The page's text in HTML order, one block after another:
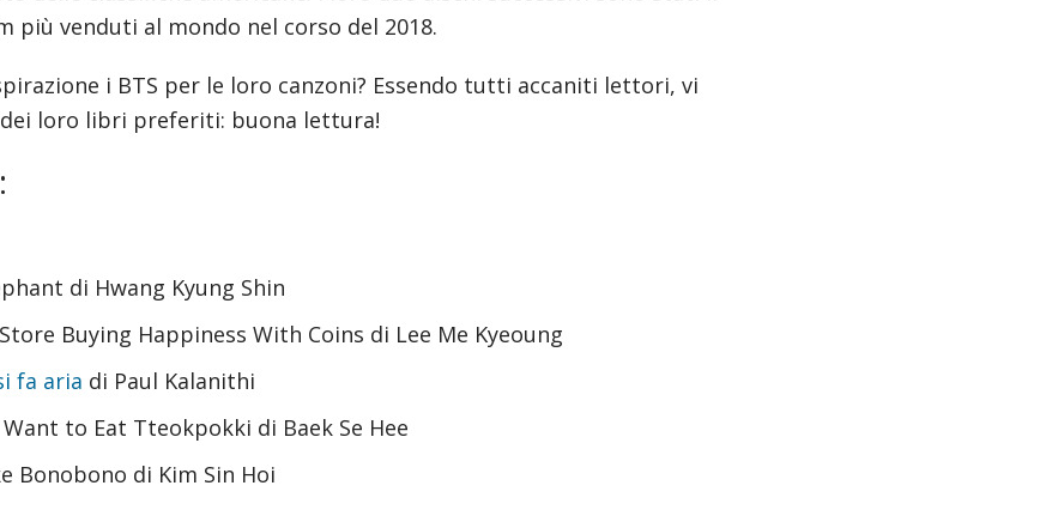
più venduti al mondo nel corso del 2018.
i BTS per le loro canzoni? Essendo tutti accaniti lettori, vi
loro libri preferiti: buona lettura!
di Hwang Kyung Shin
Buying Happiness With Coins di Lee Me Kyeoung
fa aria di Paul Kalanithi
to Eat Tteokpokki di Baek Se Hee
Bonobono di Kim Sin Hoi